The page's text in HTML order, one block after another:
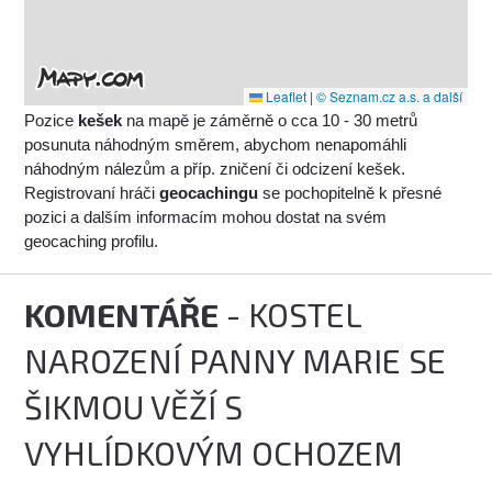
Leaflet | © Seznam.cz a.s. a další
Pozice kešek na mapě je záměrně o cca 10 - 30 metrů
posunuta náhodným směrem, abychom nenapomáhli
náhodným nálezům a příp. zničení či odcizení kešek.
Registrovaní hráčigeocachingu se pochopitelně k přesné
pozici a dalším informacím mohou dostat na svém
geocaching profilu.
KOMENTÁŘE - KOSTEL
NAROZENÍ PANNY MARIE SE
ŠIKMOU VĚŽÍ S
VYHLÍDKOVÝM OCHOZEM